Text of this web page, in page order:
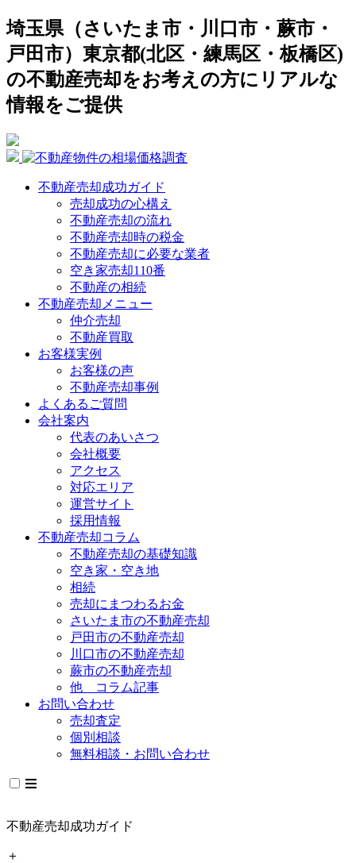
埼玉県（さいたま市・川口市・蕨市・
戸田市）東京都(北区・練馬区・板橋区)
の不動産売却をお考えの方にリアルな
情報をご提供
不動産売却成功ガイド
売却成功の心構え
不動産売却の流れ
不動産売却時の税金
不動産売却に必要な業者
空き家売却110番
不動産の相続
不動産売却メニュー
仲介売却
不動産買取
お客様実例
お客様の声
不動産売却事例
よくあるご質問
会社案内
代表のあいさつ
会社概要
アクセス
対応エリア
運営サイト
採用情報
不動産売却コラム
不動産売却の基礎知識
空き家・空き地
相続
売却にまつわるお金
さいたま市の不動産売却
戸田市の不動産売却
川口市の不動産売却
蕨市の不動産売却
他 コラム記事
お問い合わせ
売却査定
個別相談
無料相談・お問い合わせ
不動産売却成功ガイド
＋